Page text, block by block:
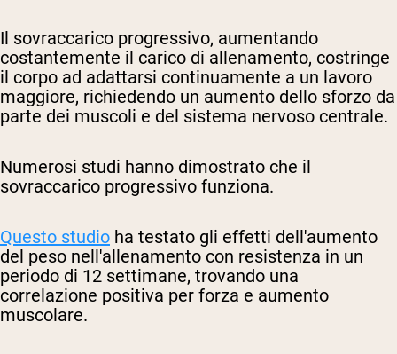
Il sovraccarico progressivo, aumentando
costantemente il carico di allenamento, costringe
il corpo ad adattarsi continuamente a un lavoro
maggiore, richiedendo un aumento dello sforzo da
parte dei muscoli e del sistema nervoso centrale.
Numerosi studi hanno dimostrato che il
sovraccarico progressivo funziona.
Questo studio ha testato gli effetti dell'aumento
del peso nell'allenamento con resistenza in un
periodo di 12 settimane, trovando una
correlazione positiva per forza e aumento
muscolare.